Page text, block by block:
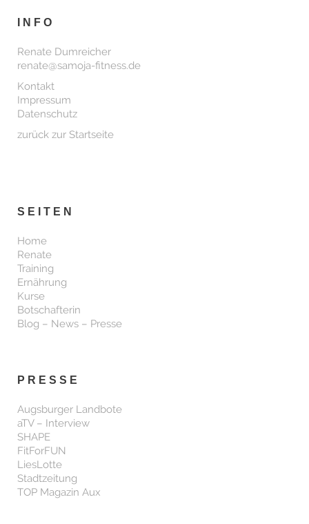
INFO
Renate Dumreicher
renate@samoja-fitness.de
Kontakt
Impressum
Datenschutz
zurück zur Startseite
SEITEN
Home
Renate
Training
Ernährung
Kurse
Botschafterin
Blog – News – Presse
PRESSE
Augsburger Landbote
aTV – Interview
SHAPE
FitForFUN
LiesLotte
Stadtzeitung
TOP Magazin Aux